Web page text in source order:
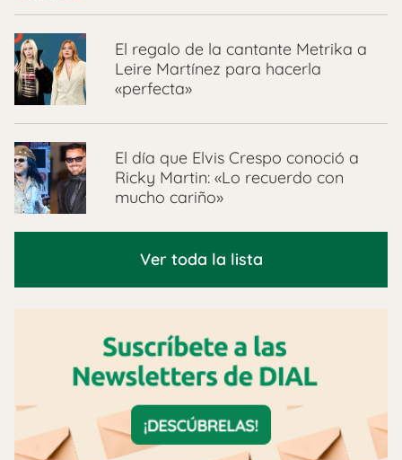
El regalo de la cantante Metrika a
Leire Martínez para hacerla
«perfecta»
El día que Elvis Crespo conoció a
Ricky Martin: «Lo recuerdo con
mucho cariño»
Ver toda la lista